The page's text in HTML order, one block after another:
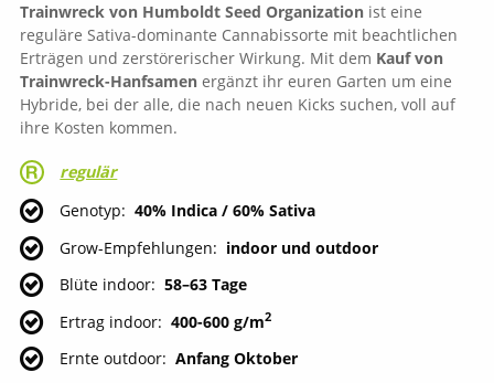
Trainwreck von Humboldt Seed Organizationist eine
reguläre Sativa-dominante Cannabissorte mit beachtlichen
Erträgen und zerstörerischer Wirkung. Mit dem Kauf von
Trainwreck-Hanfsamen ergänzt ihr euren Garten um eine
Hybride, bei der alle, die nach neuen Kicks suchen, voll auf
ihre Kosten kommen.
regulär
Genotyp
40% Indica / 60% Sativa
Grow-Empfehlungen
indoor und outdoor
Blüte indoor
58–63 Tage
Ertrag indoor
400-600 g/m2
Ernte outdoor
Anfang Oktober